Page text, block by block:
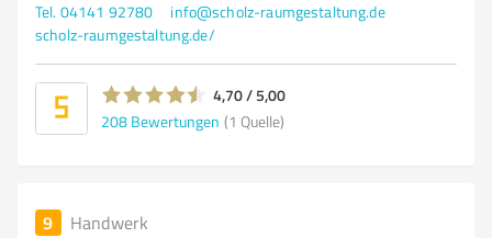
Tel. 04141 92780
info@scholz-raumgestaltung.de
scholz-raumgestaltung.de/
4,70 / 5,00
208 Bewertungen (1 Quelle)
9 Handwerk